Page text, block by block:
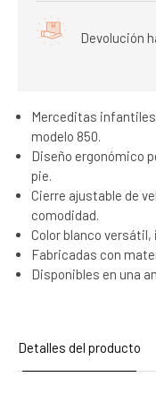
Devolución
Merceditas
modelo 850.
Diseño ergonómico
pie.
Cierre ajustable de
comodidad.
Color blanco
Fabricadas con
Disponibles en una
Detalles del producto